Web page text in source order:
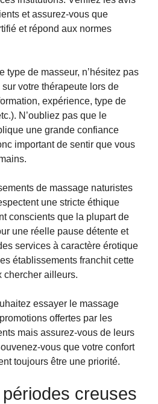
et assurez-vous que
et répond aux normes
type de masseur, n’hésitez pas
votre thérapeute lors de
expérience, type de
N’oubliez pas que le
une grande confiance
important de sentir que vous
de massage naturistes
une stricte éthique
conscients que la plupart de
une réelle pause détente et
services à caractère érotique
établissements franchit cette
chercher ailleurs.
essayer le massage
offertes par les
mais assurez-vous de leurs
vous que votre confort
toujours être une priorité.
creuses